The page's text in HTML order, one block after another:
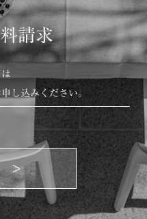
請求
し込みください。
>